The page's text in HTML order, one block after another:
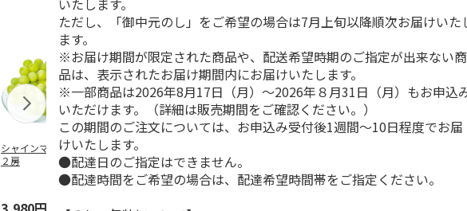
シャインマスカット
２房
ＷＥＢ定期便果物コ
ース
4.5（102）
ン ２個入
4.7 （10）
4.6 （25）
いたします。
ただし、「御中元のし」をご希望の場合は7月上旬以降順次お届けいた
ます。
※お届け期間が限定された商品や、配送希望時期のご指定が出来ない商
品は、表示されたお届け期間内にお届けいたします。
※一部商品は2026年8月17日（月）～2026年８月31日（月）もお申込
いただけます。（詳細は販売期間をご確認ください。）
この期間のご注文については、お申込み受付後1週間～10日程度でお届
けいたします。
●配達日のご指定はできません。
●配達時間をご希望の場合は、配達希望時間帯をご指定ください。